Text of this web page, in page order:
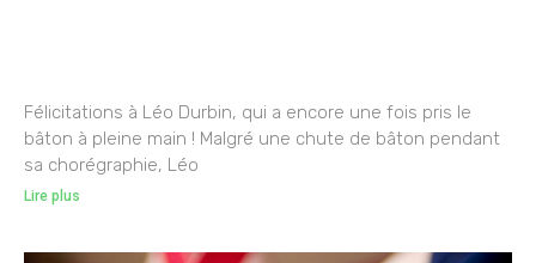
Félicitations à Léo Durbin, qui a encore une fois pris le
bâton à pleine main ! Malgré une chute de bâton pendant
sa chorégraphie, Léo
Lire plus